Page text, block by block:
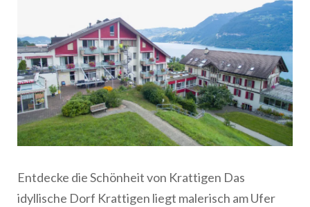
Entdecke die Schönheit von Krattigen Das
idyllische Dorf Krattigen liegt malerisch am Ufer